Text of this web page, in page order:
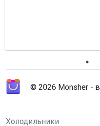
© 2026 Monsher -
Холодильники